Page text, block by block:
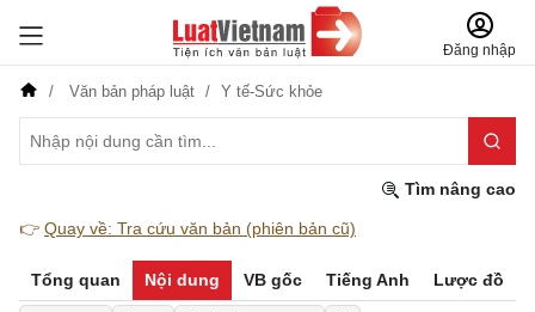
Đăng nhập
Văn bản pháp luật Y tế-Sức khỏe
Tìm nâng cao
👉 Quay về: Tra cứu văn bản (phiên bản cũ)
Tổng quan Nội dung VB gốc Tiếng Anh Lược đồ